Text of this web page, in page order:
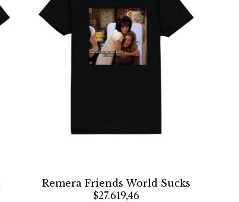
Remera Friends World Sucks
$27.619,46